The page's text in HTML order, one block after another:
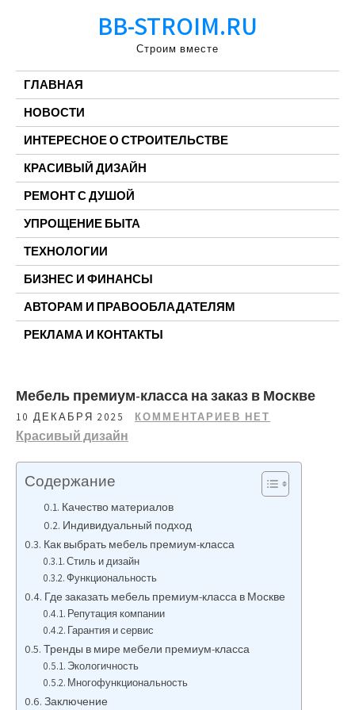
BB-STROIM.RU
Строим вместе
ГЛАВНАЯ
НОВОСТИ
ИНТЕРЕСНОЕ О СТРОИТЕЛЬСТВЕ
КРАСИВЫЙ ДИЗАЙН
РЕМОНТ С ДУШОЙ
УПРОЩЕНИЕ БЫТА
ТЕХНОЛОГИИ
БИЗНЕС И ФИНАНСЫ
АВТОРАМ И ПРАВООБЛАДАТЕЛЯМ
РЕКЛАМА И КОНТАКТЫ
Мебель премиум-класса на заказ в Москве
10 ДЕКАБРЯ 2025 КОММЕНТАРИЕВ НЕТ
Красивый дизайн
Содержание
Качество материалов
Индивидуальный подход
Как выбрать мебель премиум-класса
Стиль и дизайн
Функциональность
Где заказать мебель премиум-класса в Москве
Репутация компании
Гарантия и сервис
Тренды в мире мебели премиум-класса
Экологичность
Многофункциональность
Заключение